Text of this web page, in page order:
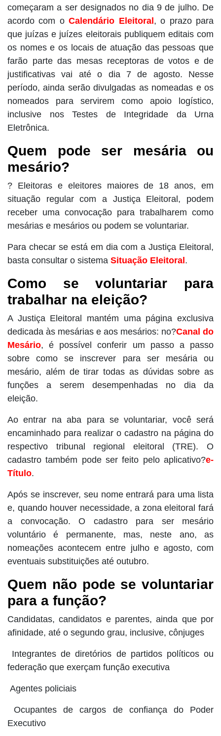
começaram a ser designados no dia 9 de julho. De
acordo com oCalendário Eleitoral , o prazo para
que juízas e juízes eleitorais publiquem editais com
os nomes e os locais de atuação das pessoas que
farão parte das mesas receptoras de votos e de
justificativas vai até o dia 7 de agosto. Nesse
período, ainda serão divulgadas as nomeadas e os
nomeados para servirem como apoio logístico,
inclusive nos Testes de Integridade da Urna
Eletrônica.
Quem pode ser mesária ou
mesário?
? Eleitoras e eleitores maiores de 18 anos, em
situação regular com a Justiça Eleitoral, podem
receber uma convocação para trabalharem como
mesárias e mesários ou podem se voluntariar.
Para checar se está em dia com a Justiça Eleitoral,
basta consultar o sistema Situação Eleitoral .
Como se voluntariar para
trabalhar na eleição?
A Justiça Eleitoral mantém uma página exclusiva
dedicada às mesárias e aos mesários: no?Canal do
Mesário, é possível conferir um passo a passo
sobre como se inscrever para ser mesária ou
mesário, além de tirar todas as dúvidas sobre as
funções a serem desempenhadas no dia da
eleição.
Ao entrar na aba para se voluntariar, você será
encaminhado para realizar o cadastro na página do
respectivo tribunal regional eleitoral (TRE). O
cadastro também pode ser feito pelo aplicativo?e-
Título.
Após se inscrever, seu nome entrará para uma lista
e, quando houver necessidade, a zona eleitoral fará
a convocação. O cadastro para ser mesário
voluntário é permanente, mas, neste ano, as
nomeações acontecem entre julho e agosto, com
eventuais substituições até outubro.
Quem não pode se voluntariar
para a função?
Candidatas, candidatos e parentes, ainda que por
afinidade, até o segundo grau, inclusive, cônjuges
Integrantes de diretórios de partidos políticos ou
federação que exerçam função executiva
Agentes policiais
Ocupantes de cargos de confiança do Poder
Executivo